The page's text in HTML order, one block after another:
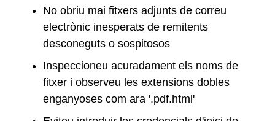
No obriu mai fitxers adjunts de correu
electrònic inesperats de remitents
desconeguts o sospitosos
Inspeccioneu acuradament els noms de
fitxer i observeu les extensions dobles
enganyoses com ara '.pdf.html'